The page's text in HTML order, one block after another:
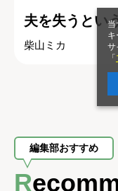
当
キ
サ
「
夫を失うとい
柴山ミカ
編集部おすすめ